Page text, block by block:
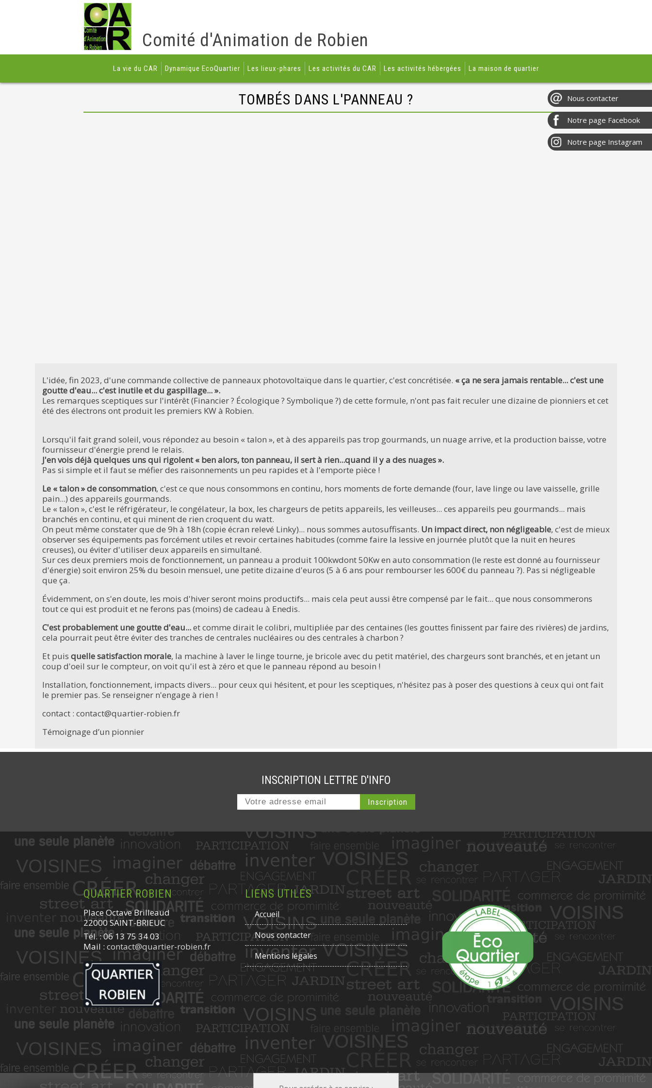
Comité d'Animation de Robien
La vie du CAR Dynamique EcoQuartier Les lieux-phares Les activités du CAR Les activités hébergées La maison de quartier
TOMBÉS DANS L'PANNEAU ?
L'idée, fin 2023, d'une commande collective de panneaux photovoltaïque dans le quartier, c'est concrétisée. « ça ne sera jamais rentable... c'est une
goutte d'eau... c'est inutile et du gaspillage... ».
Les remarques sceptiques sur l'intérêt (Financier ? Écologique ? Symbolique ?) de cette formule, n'ont pas fait reculer une dizaine de pionniers et cet
été des électrons ont produit les premiers KW à Robien.
Lorsqu'il fait grand soleil, vous répondez au besoin « talon », et à des appareils pas trop gourmands, un nuage arrive, et la production baisse, votre
fournisseur d'énergie prend le relais.
J'en vois déjà quelques uns qui rigolent « ben alors, ton panneau, il sert à rien...quand il y a des nuages ».
Pas si simple et il faut se méfier des raisonnements un peu rapides et à l'emporte pièce !
Le « talon » de consommation, c'est ce que nous consommons en continu, hors moments de forte demande (four, lave linge ou lave vaisselle, grille
pain...) des appareils gourmands.
Le « talon », c'est le réfrigérateur, le congélateur, la box, les chargeurs de petits appareils, les veilleuses... ces appareils peu gourmands... mais
branchés en continu, et qui minent de rien croquent du watt.
On peut même constater que de 9h à 18h (copie écran relevé Linky)... nous sommes autosuffisants. Un impact direct, non négligeable, c'est de mieux
observer ses équipements pas forcément utiles et revoir certaines habitudes (comme faire la lessive en journée plutôt que la nuit en heures
creuses), ou éviter d'utiliser deux appareils en simultané.
Sur ces deux premiers mois de fonctionnement, un panneau a produit 100kwdont 50Kw en auto consommation (le reste est donné au fournisseur
d'énergie) soit environ 25% du besoin mensuel, une petite dizaine d'euros (5 à 6 ans pour rembourser les 600€ du panneau ?). Pas si négligeable
que ça.
Évidemment, on s'en doute, les mois d'hiver seront moins productifs... mais cela peut aussi être compensé par le fait... que nous consommerons
tout ce qui est produit et ne ferons pas (moins) de cadeau à Enedis.
C'est probablement une goutte d'eau...et comme dirait le colibri, multipliée par des centaines (les gouttes finissent par faire des rivières) de jardins,
cela pourrait peut être éviter des tranches de centrales nucléaires ou des centrales à charbon ?
Et puis quelle satisfaction morale, la machine à laver le linge tourne, je bricole avec du petit matériel, des chargeurs sont branchés, et en jetant un
coup d'oeil sur le compteur, on voit qu'il est à zéro et que le panneau répond au besoin !
Installation, fonctionnement, impacts divers... pour ceux qui hésitent, et pour les sceptiques, n'hésitez pas à poser des questions à ceux qui ont fait
le premier pas. Se renseigner n'engage à rien !
contact : contact@quartier-robien.fr
Témoignage d’un pionnier
INSCRIPTION LETTRE D'INFO
QUARTIER ROBIEN
Place Octave Brilleaud
22000 SAINT-BRIEUC
Tél. : 06 13 75 34 03
Mail : contact@quartier-robien.fr
LIENS UTILES
Accueil
Nous contacter
Mentions légales